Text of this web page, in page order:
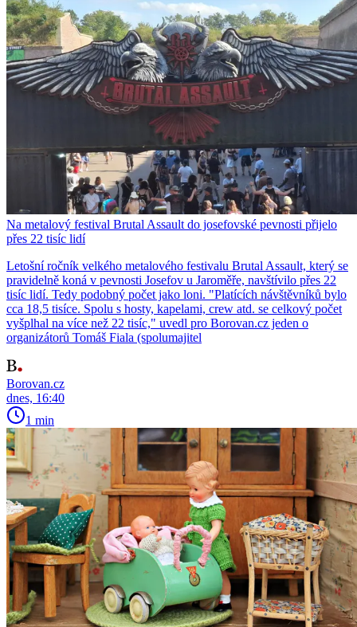
Na metalový festival Brutal Assault do josefovské pevnosti přijelo
přes 22 tisíc lidí
Letošní ročník velkého metalového festivalu Brutal Assault, který se
pravidelně koná v pevnosti Josefov u Jaroměře, navštívilo přes 22
tisíc lidí. Tedy podobný počet jako loni. "Platících návštěvníků bylo
cca 18,5 tisíce. Spolu s hosty, kapelami, crew atd. se celkový počet
vyšplhal na více než 22 tisíc," uvedl pro Borovan.cz jeden o
organizátorů Tomáš Fiala (spolumajitel
Borovan.cz
dnes, 16:40
1 min